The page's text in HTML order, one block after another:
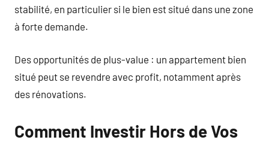
stabilité, en particulier si le bien est situé dans une zone
à forte demande.
Des opportunités de plus-value : un appartement bien
situé peut se revendre avec profit, notamment après
des rénovations.
Comment Investir Hors de Vos